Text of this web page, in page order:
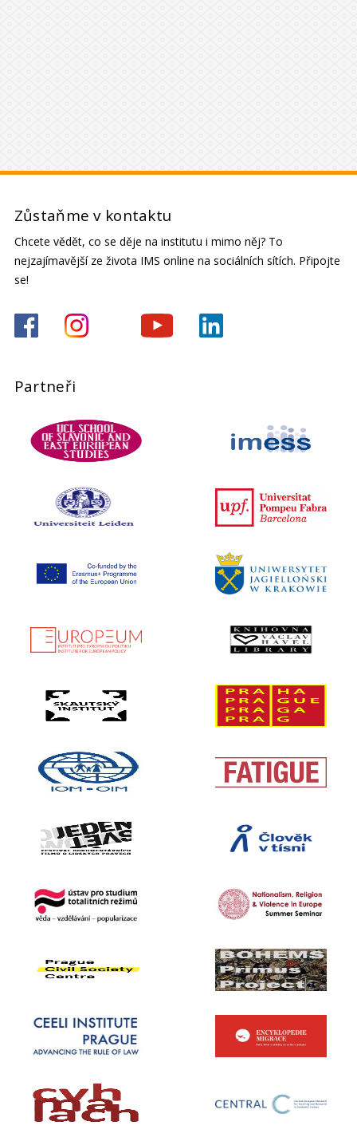
Zůstaňme v kontaktu
Chcete vědět, co se děje na institutu i mimo něj? To
nejzajímavější ze života IMS online na sociálních sítích. Připojte
se!
Partneři